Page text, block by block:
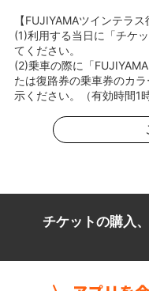
【FUJIYAMAツインテラ
(1)利用する当日に「チケ
てください。
(2)乗車の際に「
たは復路券の乗車券のカ
示ください。（有効時間1時
チケットの購入